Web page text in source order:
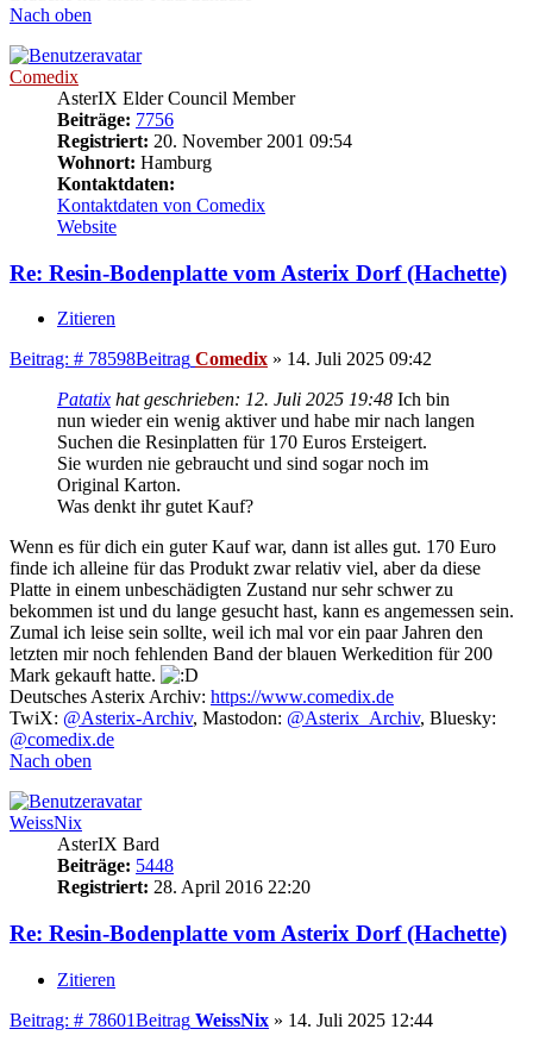
Nach oben
Comedix
AsterIX Elder Council Member
Beiträge: 7756
Registriert: 20. November 2001 09:54
Wohnort: Hamburg
Kontaktdaten:
Kontaktdaten von Comedix
Website
Re: Resin-Bodenplatte vom Asterix Dorf (Hachette)
Zitieren
Beitrag: # 78598Beitrag Comedix » 14. Juli 2025 09:42
Patatix hat geschrieben: 12. Juli 2025 19:48 Ich bin
nun wieder ein wenig aktiver und habe mir nach langen
Suchen die Resinplatten für 170 Euros Ersteigert.
Sie wurden nie gebraucht und sind sogar noch im
Original Karton.
Was denkt ihr gutet Kauf?
Wenn es für dich ein guter Kauf war, dann ist alles gut. 170 Euro
finde ich alleine für das Produkt zwar relativ viel, aber da diese
Platte in einem unbeschädigten Zustand nur sehr schwer zu
bekommen ist und du lange gesucht hast, kann es angemessen sein.
Zumal ich leise sein sollte, weil ich mal vor ein paar Jahren den
letzten mir noch fehlenden Band der blauen Werkedition für 200
Mark gekauft hatte.
Deutsches Asterix Archiv: https://www.comedix.de
TwiX: @Asterix-Archiv, Mastodon: @Asterix_Archiv, Bluesky:
@comedix.de
Nach oben
WeissNix
AsterIX Bard
Beiträge: 5448
Registriert: 28. April 2016 22:20
Re: Resin-Bodenplatte vom Asterix Dorf (Hachette)
Zitieren
Beitrag: # 78601Beitrag WeissNix » 14. Juli 2025 12:44